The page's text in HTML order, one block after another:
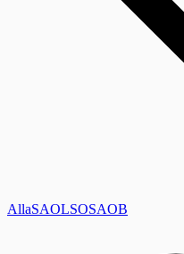
AllaSAOLSOSAOB